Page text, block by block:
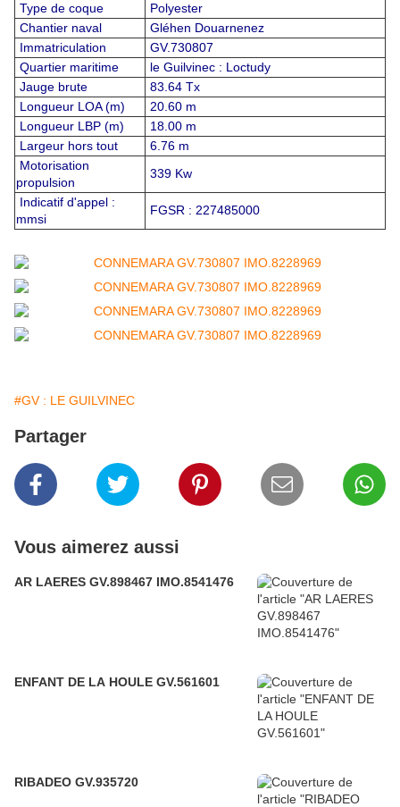
Type de coque
Polyester
Chantier naval
Gléhen Douarnenez
Immatriculation
GV.730807
Quartier maritime
le Guilvinec : Loctudy
Jauge brute
83.64 Tx
Longueur LOA (m)
20.60 m
Longueur LBP (m)
18.00 m
Largeur hors tout
6.76 m
Motorisation
propulsion
339 Kw
Indicatif d'appel :
mmsi
FGSR : 227485000
#GV : LE GUILVINEC
Partager
Vous aimerez aussi
AR LAERES GV.898467 IMO.8541476
ENFANT DE LA HOULE GV.561601
RIBADEO GV.935720